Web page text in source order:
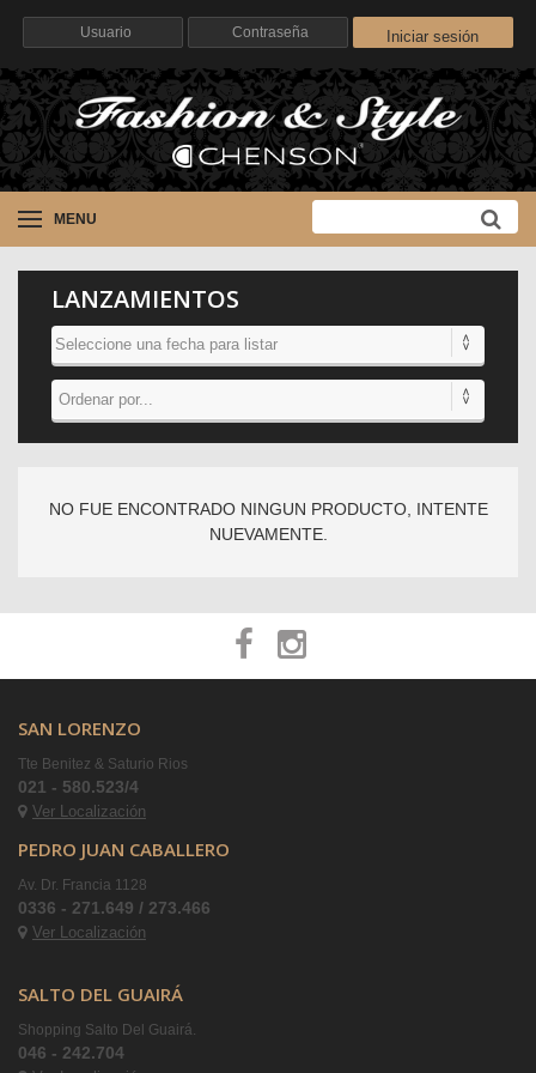
Iniciar sesión
MENU
LANZAMIENTOS
NO FUE ENCONTRADO NINGUN PRODUCTO, INTENTE
NUEVAMENTE.
SAN LORENZO
Tte Benitez & Saturio Rios
021 - 580.523/4
Ver Localización
PEDRO JUAN CABALLERO
Av. Dr. Francia 1128
0336 - 271.649 / 273.466
Ver Localización
SALTO DEL GUAIRÁ
Shopping Salto Del Guairá.
046 - 242.704